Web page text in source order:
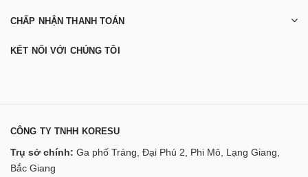
CHẤP NHẬN THANH TOÁN
KẾT NỐI VỚI CHÚNG TÔI
CÔNG TY TNHH KORESU
Trụ sở chính: Ga phố Tráng, Đại Phú 2, Phi Mô, Lạng Giang,
Bắc Giang